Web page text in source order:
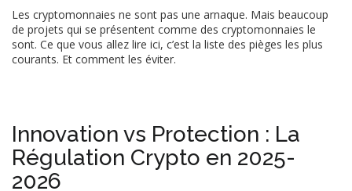
Les cryptomonnaies ne sont pas une arnaque. Mais beaucoup
de projets qui se présentent comme des cryptomonnaies le
sont. Ce que vous allez lire ici, c’est la liste des pièges les plus
courants. Et comment les éviter.
Innovation vs Protection : La
Régulation Crypto en 2025-
2026